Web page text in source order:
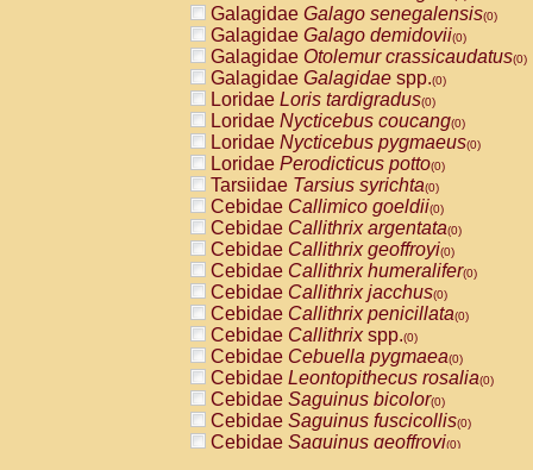
Galagidae Galago senegalensis(0)
Galagidae Galago demidovii(0)
Galagidae Otolemur crassicaudatus(0)
Galagidae Galagidae spp.(0)
Loridae Loris tardigradus(0)
Loridae Nycticebus coucang(0)
Loridae Nycticebus pygmaeus(0)
Loridae Perodicticus potto(0)
Tarsiidae Tarsius syrichta(0)
Cebidae Callimico goeldii(0)
Cebidae Callithrix argentata(0)
Cebidae Callithrix geoffroyi(0)
Cebidae Callithrix humeralifer(0)
Cebidae Callithrix jacchus(0)
Cebidae Callithrix penicillata(0)
Cebidae Callithrixspp.(0)
Cebidae Cebuella pygmaea(0)
Cebidae Leontopithecus rosalia(0)
Cebidae Saguinus bicolor(0)
Cebidae Saguinus fuscicollis(0)
Cebidae Saguinus geoffroyi(0)